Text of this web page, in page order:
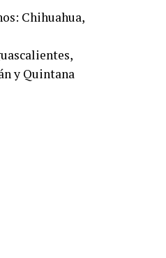
Chihuahua,
y Quintana